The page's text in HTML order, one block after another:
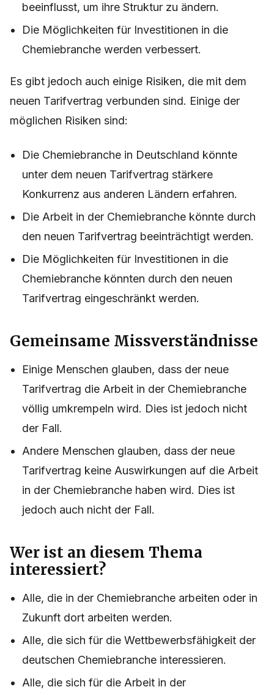
beeinflusst, um ihre Struktur zu ändern.
Die Möglichkeiten für Investitionen in die
Chemiebranche werden verbessert.
Es gibt jedoch auch einige Risiken, die mit dem
neuen Tarifvertrag verbunden sind. Einige der
möglichen Risiken sind:
Die Chemiebranche in Deutschland könnte
unter dem neuen Tarifvertrag stärkere
Konkurrenz aus anderen Ländern erfahren.
Die Arbeit in der Chemiebranche könnte durch
den neuen Tarifvertrag beeinträchtigt werden.
Die Möglichkeiten für Investitionen in die
Chemiebranche könnten durch den neuen
Tarifvertrag eingeschränkt werden.
Gemeinsame Missverständnisse
Einige Menschen glauben, dass der neue
Tarifvertrag die Arbeit in der Chemiebranche
völlig umkrempeln wird. Dies ist jedoch nicht
der Fall.
Andere Menschen glauben, dass der neue
Tarifvertrag keine Auswirkungen auf die Arbeit
in der Chemiebranche haben wird. Dies ist
jedoch auch nicht der Fall.
Wer ist an diesem Thema
interessiert?
Alle, die in der Chemiebranche arbeiten oder in
Zukunft dort arbeiten werden.
Alle, die sich für die Wettbewerbsfähigkeit der
deutschen Chemiebranche interessieren.
Alle, die sich für die Arbeit in der